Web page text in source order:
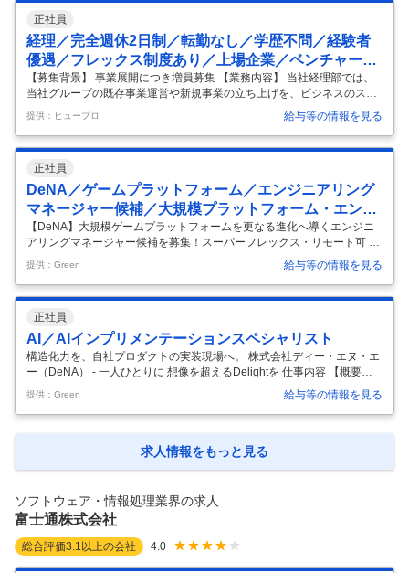
正社員
経理／完全週休2日制／転勤なし／学歴不問／経験者
優遇／フレックス制度あり／上場企業／ベンチャー企
業／年間休日120日以上／急募求人／語学力を活かせ
る／エージェントおすすめ求人／リモートワーク可能
／オンライン面接あり／服装自由
【募集背景】 事業展開につき増員募集 【業務内容】 当社経理部では、
当社グループの既存事業運営や新規事業の立ち上げを、ビジネスのスピ
ード感を共有しながらサポートしています。 今回、当社経理部において
決算業務等の定常業務から組織再編が発生した場合の会計処理の検討等
の非定常業務、及びマネージャーとしてメンバー/チームマネジメントを
担当していただける方を募集しています。 【具体的な業務内容】 ・De
NAグループの月次、四半期、年次連結決算の対応 ・決算短信、四半期
報告書、有価証券報告書の作成（基礎資料、注記文面の作成） ・組織再
編に関する会計処理の検討 ・新規事業の立ち上げに関する会計、税務論
点の検
提供：ヒュープロ 給与等の情報を見る
正社員
DeNA／ゲームプラットフォーム／エンジニアリング
マネージャー候補／大規模プラットフォーム・エンド
ユーザー・ゲームディベロッパー向け開発運用／リモ
ート可・スーパーフレックス
【DeNA】大規模ゲームプラットフォームを更なる進化へ導くエンジニ
アリングマネージャー候補を募集！スーパーフレックス・リモート可 株
式会社ディー・エヌ・エー（DeNA） - 一人ひとりに 想像を超えるDelig
htを 仕事内容 マネージャ候補の募集ですが、まずはサーバーエンジニア
の実務をしっかり経験していただく想定です。 ゲームプラットフォーム
の更なる進化を図るべく、サーバーサイドエンジニアを募集します。 月
間のユーザー数が数百万人にも及ぶプラットフォームサービスを運営し
ユーザーにエンターテインメントの場を提供し続けることにチャレンジ
します。 掲げるミッションは2つです。 ・ユーザーにコンテン
提供：Green 給与等の情報を見る
正社員
AI／AIインプリメンテーションスペシャリスト
構造化力を、自社プロダクトの実装現場へ。 株式会社ディー・エヌ・エ
ー（DeNA） - 一人ひとりに 想像を超えるDelightを 仕事内容 【概要】
「あの人に相談したいのに、カレンダーがいっぱいで仕事が止まってし
まう・・・」——日本の組織が長年抱えてきたこの課題に、AIで真正面
から挑むプロダクトが リーダーズAI です。企業のリーダーやハイパフォ
ーマーの思考・判断基準・専門知識をもとに、SlackやTeams上で稼働す
るオリジナルAIを構築。組織の誰もが「あの人の頭の中」に24時間アク
提供：Green 給与等の情報を見る
求人情報をもっと見る
ソフトウェア・情報処理業界の求人
富士通株式会社
総合評価3.1 以上の会社 4.0